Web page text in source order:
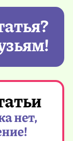
нет,